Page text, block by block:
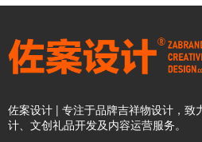
佐案设计 | 专注于品牌吉祥物设计，致
计、文创礼品开发及内容运营服务。